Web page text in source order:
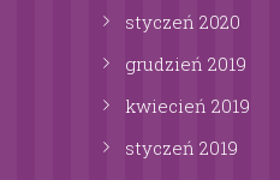
styczeń 2020
grudzień 2019
kwiecień 2019
styczeń 2019